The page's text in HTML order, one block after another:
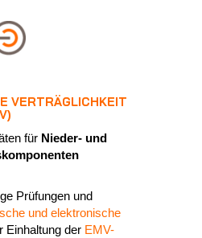
VERTRÄGLICHKEIT
für Nieder- und
Prüfungen und
und elektronische
Einhaltung der EMV-